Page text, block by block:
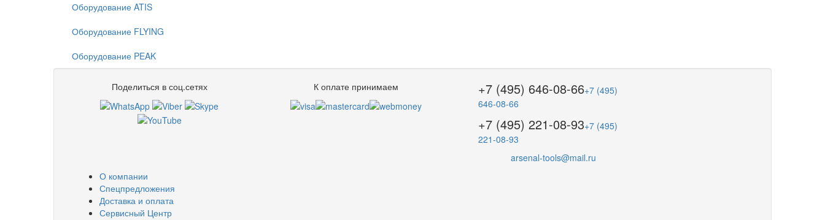
Оборудование ATIS
Оборудование FLYING
Оборудование PEAK
Поделиться в соц.сетях К оплате принимаем +7 (495) 646-08-66+7 (495)
646-08-66
+7 (495) 221-08-93+7 (495)
221-08-93
arsenal-tools@mail.ru
О компании
Спецпредложения
Доставка и оплата
Сервисный Центр